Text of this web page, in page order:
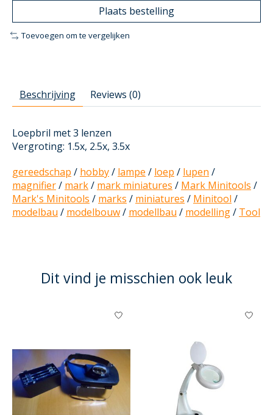
Plaats bestelling
Toevoegen om te vergelijken
Beschrijving Reviews (0)
Loepbril met 3 lenzen
Vergroting: 1.5x, 2.5x, 3.5x
gereedschap / hobby/ lampe / loep / lupen /
magnifier/ mark/ mark miniatures / Mark Minitools /
Mark's Minitools / marks / miniatures / Minitool /
modelbau / modelbouw/ modellbau / modelling/ Tool
Dit vind je misschien ook leuk
Items van productcarrousel